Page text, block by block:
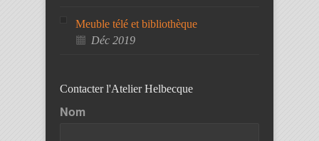
Meuble télé et bibliothèque
Déc 2019
Contacter l'Atelier Helbecque
Nom